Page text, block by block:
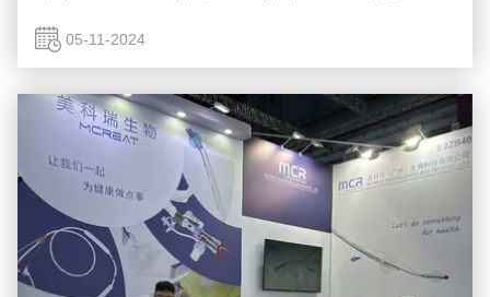
проданы в Северную Америку, Европу, Южную Америку,
05-11-2024